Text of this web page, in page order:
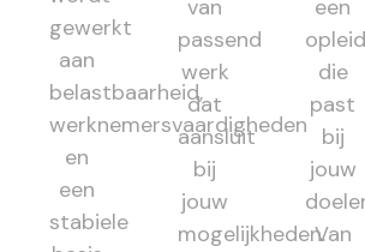
gewerkt
aan
belastbaarheid,
werknemersvaardigheden
en
een
stabiele
van
passend
werk
dat
aansluit
bij
jouw
mogelijkheden.
een
die
past
bij
jouw
Van